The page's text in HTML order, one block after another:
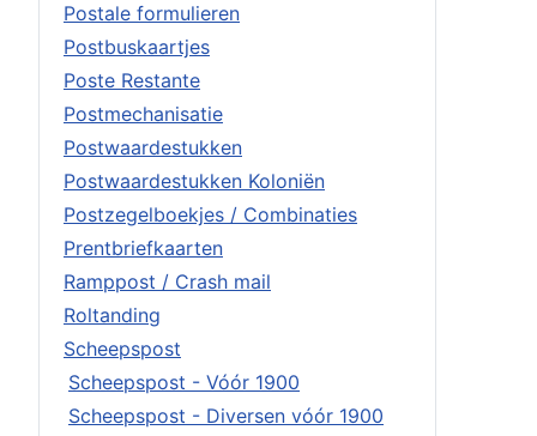
Postale formulieren
Postbuskaartjes
Poste Restante
Postmechanisatie
Postwaardestukken
Postwaardestukken Koloniën
Postzegelboekjes / Combinaties
Prentbriefkaarten
Ramppost / Crash mail
Roltanding
Scheepspost
Scheepspost - Vóór 1900
Scheepspost - Diversen vóór 1900